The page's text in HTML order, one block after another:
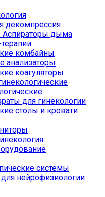
декомпрессия
Аспираторы дыма
комбайны
анализаторы
коагуляторы
для гинекологии
столы и кровати
системы
нейрофизиологии